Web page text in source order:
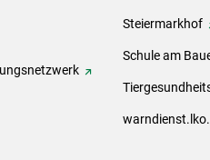
Steiermarkhof
Schule am